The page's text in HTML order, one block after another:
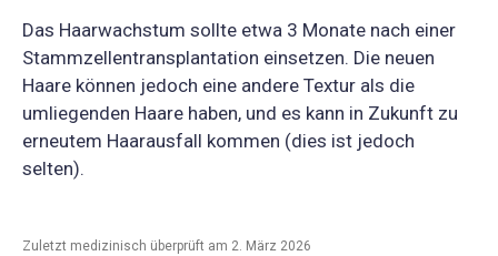
Das Haarwachstum sollte etwa 3 Monate nach einer
Stammzellentransplantation einsetzen. Die neuen
Haare können jedoch eine andere Textur als die
umliegenden Haare haben, und es kann in Zukunft zu
erneutem Haarausfall kommen (dies ist jedoch
selten).
Zuletzt medizinisch überprüft am 2. März 2026